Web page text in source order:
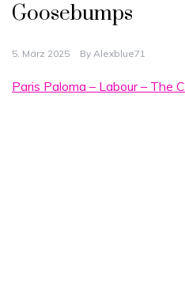
Goosebumps
5. März 2025 By Alexblue71
Paris Paloma – Labour – The